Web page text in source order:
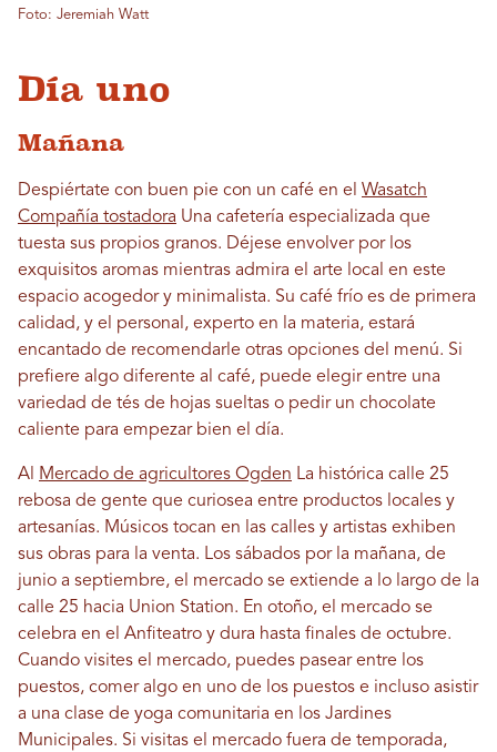
Foto: Jeremiah Watt
Día uno
Mañana
Despiértate con buen pie con un café en el Wasatch
Compañía tostadora Una cafetería especializada que
tuesta sus propios granos. Déjese envolver por los
exquisitos aromas mientras admira el arte local en este
espacio acogedor y minimalista. Su café frío es de primera
calidad, y el personal, experto en la materia, estará
encantado de recomendarle otras opciones del menú. Si
prefiere algo diferente al café, puede elegir entre una
variedad de tés de hojas sueltas o pedir un chocolate
caliente para empezar bien el día.
Al Mercado de agricultores Ogden La histórica calle 25
rebosa de gente que curiosea entre productos locales y
artesanías. Músicos tocan en las calles y artistas exhiben
sus obras para la venta. Los sábados por la mañana, de
junio a septiembre, el mercado se extiende a lo largo de la
calle 25 hacia Union Station. En otoño, el mercado se
celebra en el Anfiteatro y dura hasta finales de octubre.
Cuando visites el mercado, puedes pasear entre los
puestos, comer algo en uno de los puestos e incluso asistir
a una clase de yoga comunitaria en los Jardines
Municipales. Si visitas el mercado fuera de temporada,